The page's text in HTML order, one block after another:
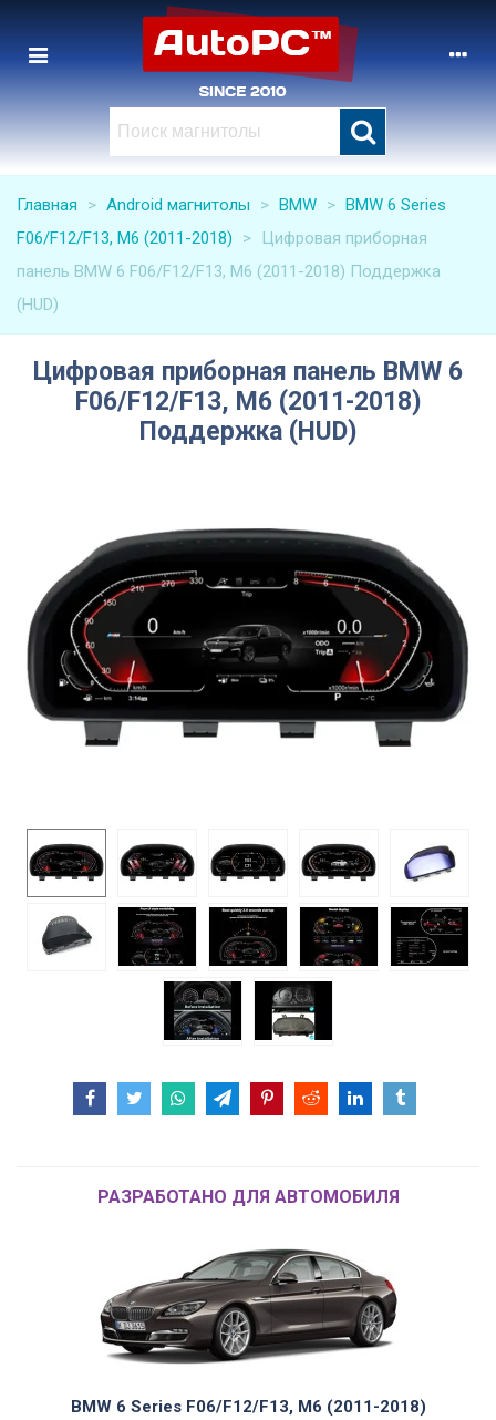
Главная > Android магнитолы > BMW > BMW 6 Series
F06/F12/F13, M6 (2011-2018)
>
Цифровая приборная
панель BMW 6 F06/F12/F13, M6 (2011-2018) Поддержка
(HUD)
Цифровая приборная панель BMW 6
F06/F12/F13, M6 (2011-2018)
Поддержка (HUD)
РАЗРАБОТАНО ДЛЯ АВТОМОБИЛЯ
BMW 6 Series F06/F12/F13, M6 (2011-2018)